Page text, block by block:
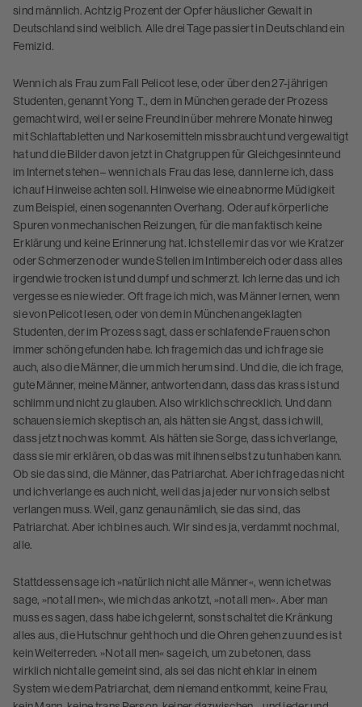
sind männlich. Achtzig Prozent der Opfer häuslicher Gewalt in
Deutschland sind weiblich. Alle drei Tage passiert in Deutschland ein
Femizid.
Wenn ich als Frau zum Fall Pelicot lese, oder über den 27-jährigen
Studenten, genannt Yong T., dem in München gerade der Prozess
gemacht wird, weil er seine Freundin über mehrere Monate hinweg
mit Schlaftabletten und Narkosemitteln missbraucht und vergewaltigt
hat und die Bilder davon jetzt in Chatgruppen für Gleichgesinnte und
im Internet stehen – wenn ich als Frau das lese, dann lerne ich, dass
ich auf Hinweise achten soll. Hinweise wie eine abnorme Müdigkeit
zum Beispiel, einen sogenannten Overhang. Oder auf körperliche
Spuren von mechanischen Reizungen, für die man faktisch keine
Erklärung und keine Erinnerung hat. Ich stelle mir das vor wie Kratzer
oder Schmerzen oder wunde Stellen im Intimbereich oder dass alles
irgendwie trocken ist und dumpf und schmerzt. Ich lerne das und ich
vergesse es nie wieder. Oft frage ich mich, was Männer lernen, wenn
sie von Pelicot lesen, oder von dem in München angeklagten
Studenten, der im Prozess sagt, dass er schlafende Frauen schon
immer schön gefunden habe. Ich frage mich das und ich frage sie
auch, also die Männer, die um mich herum sind. Und die, die ich frage,
gute Männer, meine Männer, antworten dann, dass das krass ist und
schlimm und nicht zu glauben. Also wirklich schrecklich. Und dann
schauen sie mich skeptisch an, als hätten sie Angst, dass ich will,
dass jetzt noch was kommt. Als hätten sie Sorge, dass ich verlange,
dass sie mir erklären, ob das was mit ihnen selbst zu tun haben kann.
Ob sie das sind, die Männer, das Patriarchat. Aber ich frage das nicht
und ich verlange es auch nicht, weil das ja jeder nur von sich selbst
verlangen muss. Weil, ganz genau nämlich, sie das sind, das
Patriarchat. Aber ich bin es auch. Wir sind es ja, verdammt noch mal,
alle.
Stattdessen sage ich »natürlich nicht alle Männer«, wenn ich etwas
sage, »not all men«, wie mich das ankotzt, »not all men«. Aber man
muss es sagen, dass habe ich gelernt, sonst schaltet die Kränkung
alles aus, die Hutschnur geht hoch und die Ohren gehen zu und es ist
kein Weiterreden. »Not all men« sage ich, um zu betonen, dass
wirklich nicht alle gemeint sind, als sei das nicht eh klar in einem
System wie dem Patriarchat, dem niemand entkommt, keine Frau,